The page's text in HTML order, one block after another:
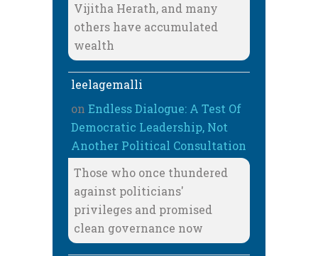
Vijitha Herath, and many
others have accumulated
wealth
leelagemalli
on Endless Dialogue: A Test Of
Democratic Leadership, Not
Another Political Consultation
Those who once thundered
against politicians'
privileges and promised
clean governance now